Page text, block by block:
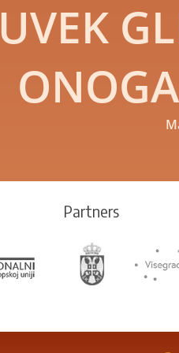
UVEK
Partners